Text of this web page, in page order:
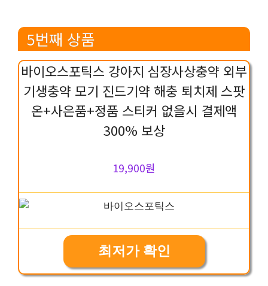
5번째 상품
바이오스포틱스 강아지 심장사상충약 외부
기생충약 모기 진드기약 해충 퇴치제 스팟
온+사은품+정품 스티커 없을시 결제액
300% 보상
19,900원
최저가 확인